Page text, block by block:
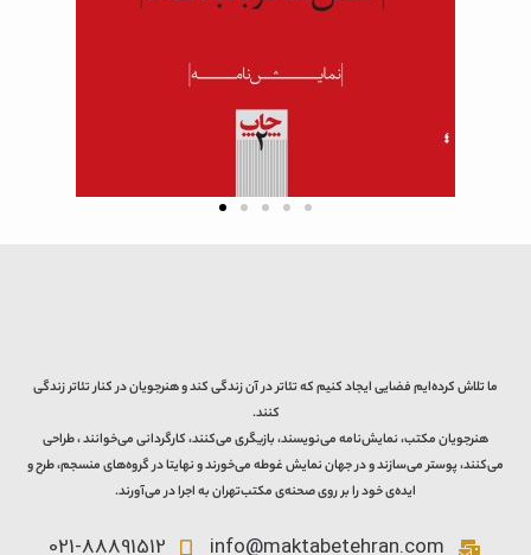
ما تلاش کرده‌ایم فضایی ایجاد کنیم که تئاتر در آن زندگی کند و هنرجویان در کنار تئاتر زندگی
کنند.
هنرجویان مکتب، نمایش‌نامه می‌نویسند، بازیگری می‌کنند، کارگردانی می‌خوانند ، طراحی
می‌کنند، پوستر می‌سازند و در جهان نمایش غوطه می‌خورند و نهایتا در گروه‌های منسجم، طرح و
ایده‌ی خود را بر روی صحنه‌ی مکتب‌تهران به اجرا در می‌آورند.
info@maktabetehran.com
021-88891512